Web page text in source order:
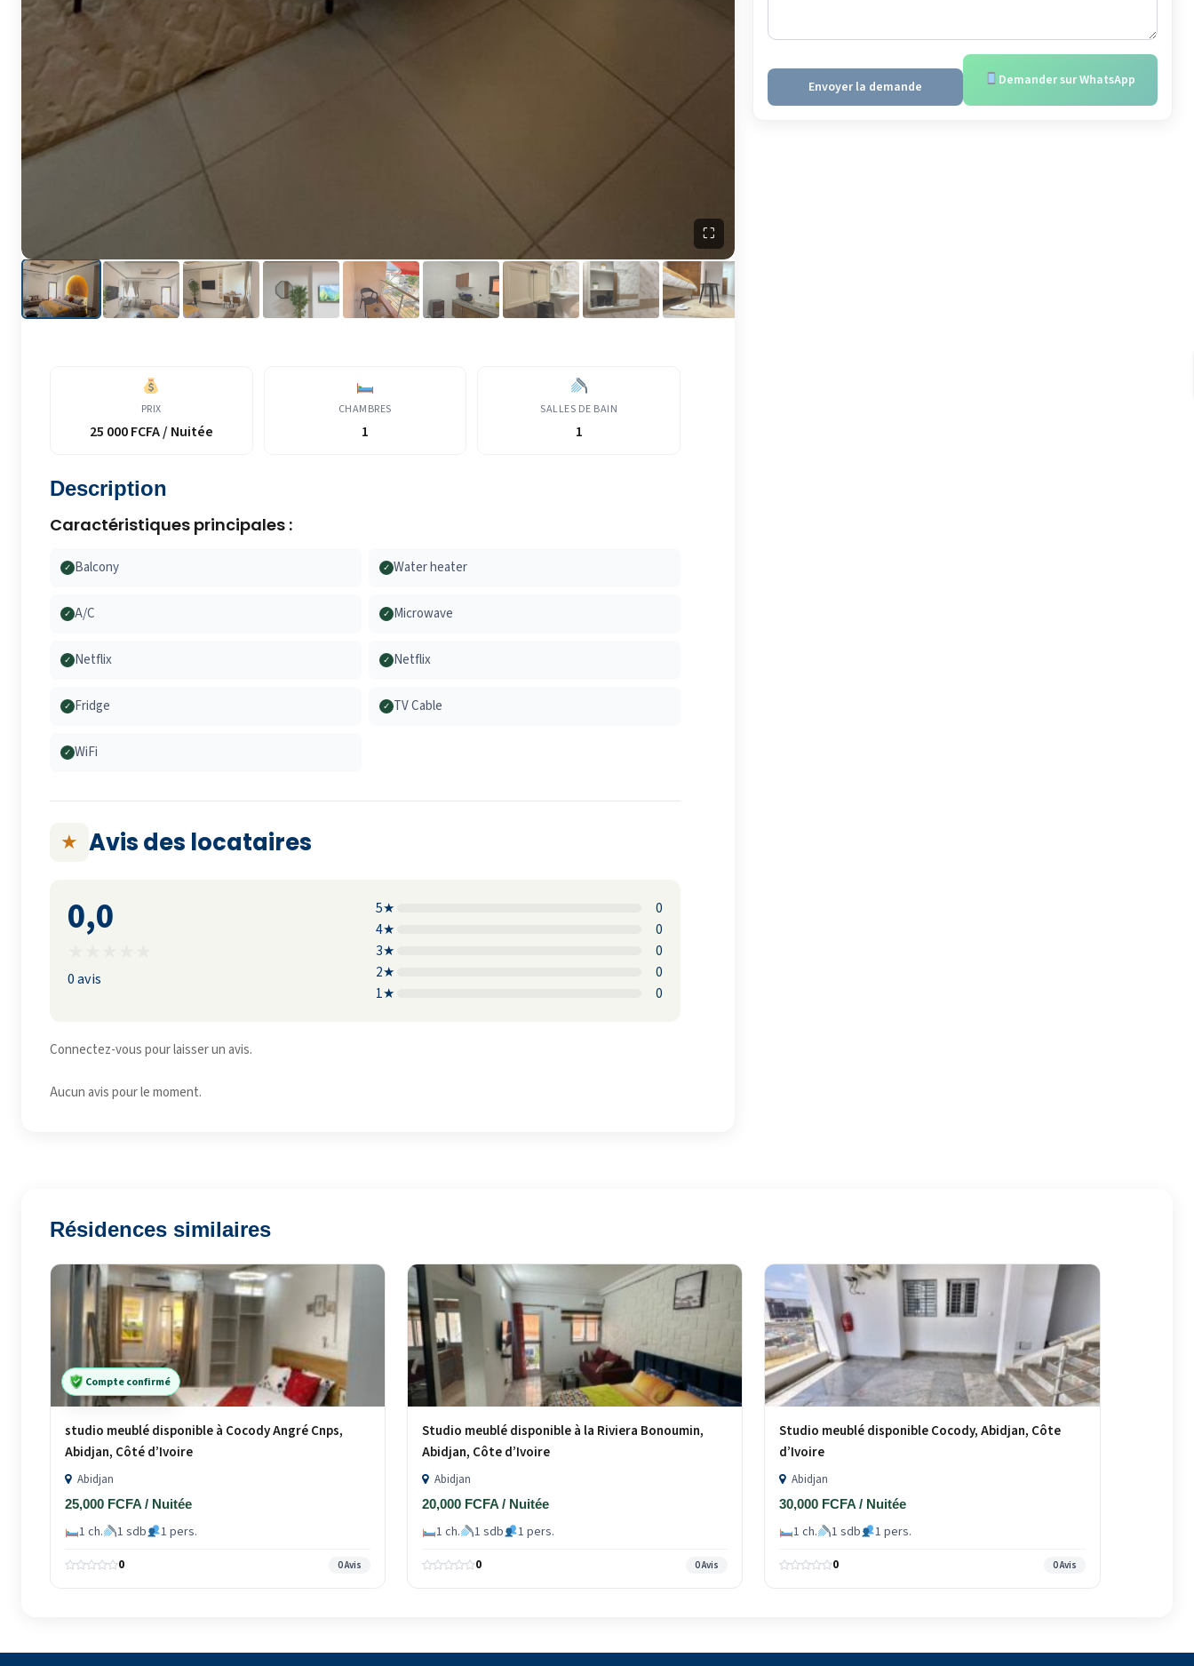
⛶
PRIX
25 000 FCFA / Nuitée
CHAMBRES
1
SALLES DE BAIN
1
Description
Caractéristiques principales :
✓ Balcony ✓ Water heater
✓ A/C ✓ Microwave
✓ Netflix ✓ Netflix
✓ Fridge ✓ TV Cable
✓ WiFi
★ Avis des locataires
0,0
0 avis
5★
0
4★
0
3★
0
2★
0
1★
0
Connectez-vous pour laisser un avis.
Aucun avis pour le moment.
Envoyer la demande Demander sur WhatsApp
Résidences similaires
Compte confirmé
studio meublé disponible à Cocody Angré Cnps,
Abidjan, Côté d’Ivoire
Abidjan
25,000 FCFA / Nuitée
1 ch. 1 sdb 1 pers.
0 0 Avis
Studio meublé disponible à la Riviera Bonoumin,
Abidjan, Côte d’Ivoire
Abidjan
20,000 FCFA / Nuitée
1 ch. 1 sdb 1 pers.
0 0 Avis
Studio meublé disponible Cocody, Abidjan, Côte
d’Ivoire
Abidjan
30,000 FCFA / Nuitée
1 ch. 1 sdb 1 pers.
0 0 Avis